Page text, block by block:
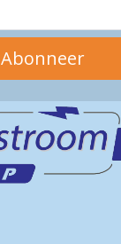
Abonneer